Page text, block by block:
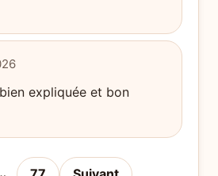
expliquée et bon